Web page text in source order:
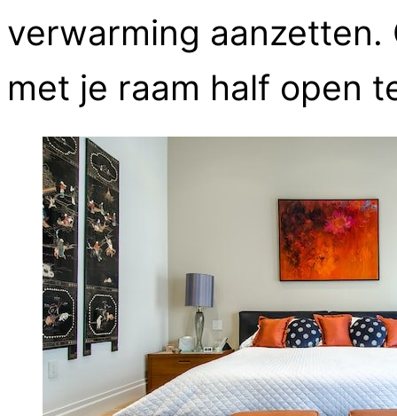
verwarming aanzetten.
met je raam half open